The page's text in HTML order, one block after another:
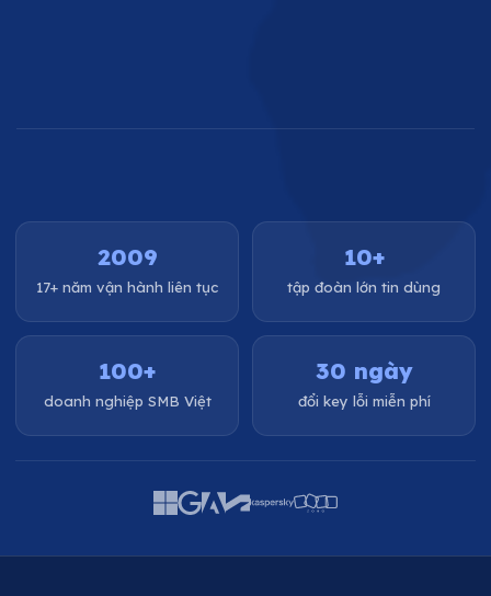
2009
17+ năm vận hành liên tục
10+
tập đoàn lớn tin dùng
100+
doanh nghiệp SMB Việt
30 ngày
đổi key lỗi miễn phí